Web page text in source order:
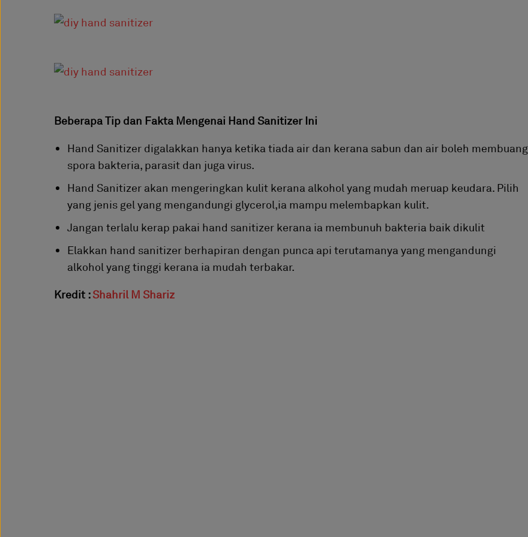
Beberapa Tip dan Fakta Mengenai Hand Sanitizer Ini
Hand Sanitizer digalakkan hanya ketika tiada air dan kerana sabun dan air boleh membuang
spora bakteria, parasit dan juga virus.
Hand Sanitizer akan mengeringkan kulit kerana alkohol yang mudah meruap keudara. Pilih
yang jenis gel yang mengandungi glycerol,ia mampu melembapkan kulit.
Jangan terlalu kerap pakai hand sanitizer kerana ia membunuh bakteria baik dikulit
Elakkan hand sanitizer berhapiran dengan punca api terutamanya yang mengandungi
alkohol yang tinggi kerana ia mudah terbakar.
Kredit :Shahril M Shariz